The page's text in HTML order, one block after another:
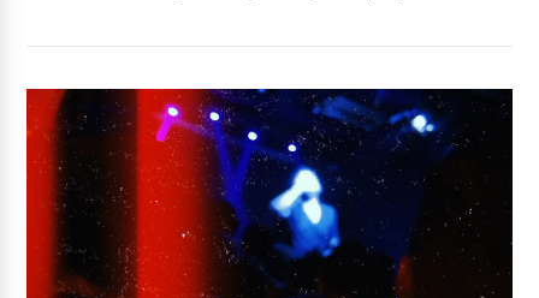
VIEW POST